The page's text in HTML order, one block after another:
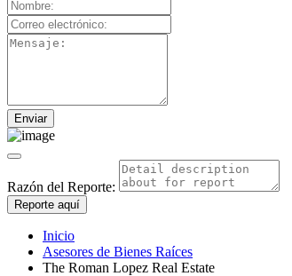
Razón del Reporte:
Reporte aquí
Inicio
Asesores de Bienes Raíces
The Roman Lopez Real Estate